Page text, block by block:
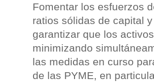
Fomentar los esfuerzos
ratios sólidas de capital
garantizar que los
minimizando
las medidas en curso
de las PYME, en